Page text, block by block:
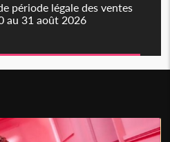
période légale des ventes
au 31 août 2026